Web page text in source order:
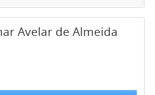
Avelar de Almeida